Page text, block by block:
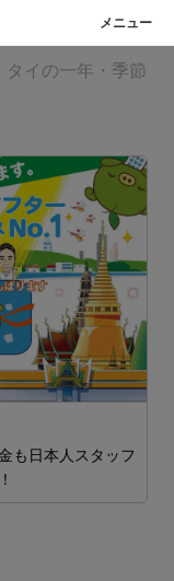
タイの一年・季節
も日本人スタッフ